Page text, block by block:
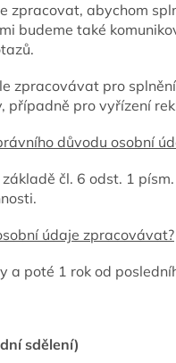
zpracovat, abychom
budeme také
zpracovávat pro
případně pro vyřízení
důvodu osobní
čl. 6 odst. 1
údaje zpracovávat?
a poté 1 rok od
sdělení)